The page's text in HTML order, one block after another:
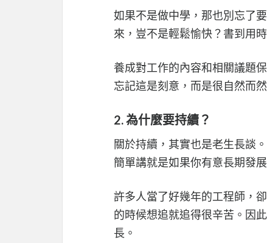
如果不是做中學，那也別忘了
來，豈不是輕鬆愉快？書到用
養成對工作的內容和相關議題
忘記這是刻意，而是很自然而
2. 為什麼要持續？
關於持續，其實也是老生長談。
簡單講就是如果你有意長期發
許多人當了好幾年的工程師，
的時候想追就追得很辛苦。因
長。